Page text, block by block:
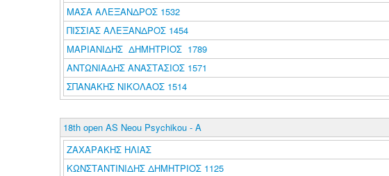
ΜΑΣΑ ΑΛΕΞΑΝΔΡΟΣ 1532
ΠΙΣΣΙΑΣ ΑΛΕΞΑΝΔΡΟΣ 1454
ΜΑΡΙΑΝΙΔΗΣ ΔΗΜΗΤΡΙΟΣ 1789
ΑΝΤΩΝΙΑΔΗΣ ΑΝΑΣΤΑΣΙΟΣ 1571
ΣΠΑΝΑΚΗΣ ΝΙΚΟΛΑΟΣ 1514
18th open AS Neou Psychikou - A
ΖΑΧΑΡΑΚΗΣ ΗΛΙΑΣ
ΚΩΝΣΤΑΝΤΙΝΙΔΗΣ ΔΗΜΗΤΡΙΟΣ 1125